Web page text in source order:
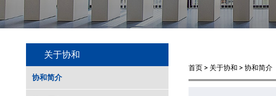
首页 > 关于协和 > 协和简介
关于协和
协和简介